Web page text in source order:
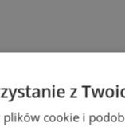
Tychach
z
cookie i